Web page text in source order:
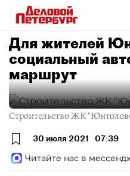
Для жителей
социальный
маршрут
Строительство ЖК
30 июля 2021 07:39
Читайте нас в